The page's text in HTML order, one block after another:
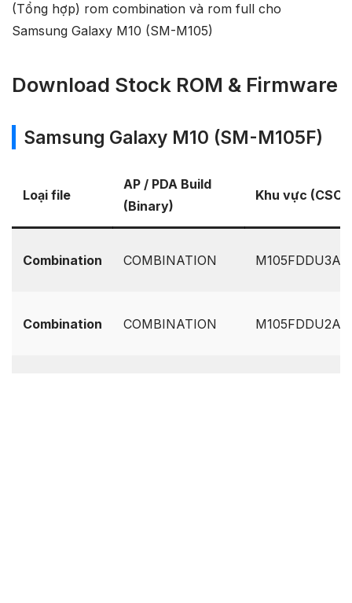
(Tổng hợp) rom combination và rom full cho
Samsung Galaxy M10 (SM-M105)
Download Stock ROM & Firmware
Samsung Galaxy M10 (SM-M105F)
Loại file
AP / PDA Build
(Binary)
Khu vực (CSC)
Combination COMBINATION
Combination COMBINATION